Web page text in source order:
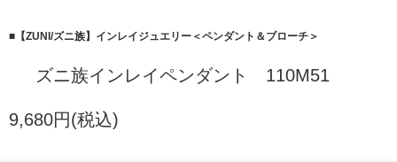
■【ZUNI/ズニ族】インレイジュエリー＜ペンダント＆ブローチ＞
ズニ族インレイペンダント 110M51
9,680円(税込)